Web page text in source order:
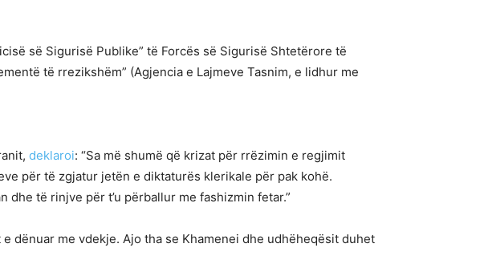
së Sigurisë Publike” të Forcës së Sigurisë Shtetërore të
të rrezikshëm” (Agjencia e Lajmeve Tasnim, e lidhur me
deklaroi: “Sa më shumë që krizat për rrëzimin e regjimit
për të zgjatur jetën e diktaturës klerikale për pak kohë.
të rinjve për t’u përballur me fashizmin fetar.”
dënuar me vdekje. Ajo tha se Khamenei dhe udhëheqësit duhet